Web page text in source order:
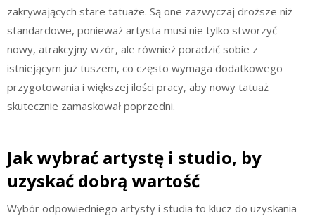
zakrywających stare tatuaże. Są one zazwyczaj droższe niż
standardowe, ponieważ artysta musi nie tylko stworzyć
nowy, atrakcyjny wzór, ale również poradzić sobie z
istniejącym już tuszem, co często wymaga dodatkowego
przygotowania i większej ilości pracy, aby nowy tatuaż
skutecznie zamaskował poprzedni.
Jak wybrać artystę i studio, by
uzyskać dobrą wartość
Wybór odpowiedniego artysty i studia to klucz do uzyskania